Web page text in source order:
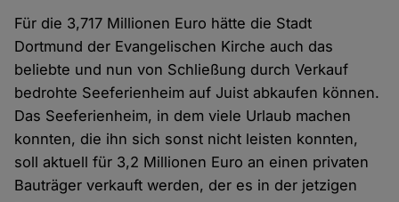
Für die 3,717 Millionen Euro hätte die Stadt
Dortmund der Evangelischen Kirche auch das
beliebte und nun von Schließung durch Verkauf
bedrohte Seeferienheim auf Juist abkaufen können.
Das Seeferienheim, in dem viele Urlaub machen
konnten, die ihn sich sonst nicht leisten konnten,
soll aktuell für 3,2 Millionen Euro an einen privaten
Bauträger verkauft werden, der es in der jetzigen